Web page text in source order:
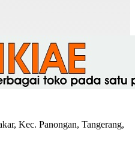
Kec. Panongan, Tangerang,